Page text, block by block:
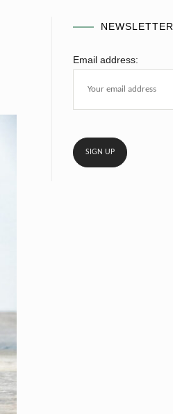
NEWSLETTER
Email address: